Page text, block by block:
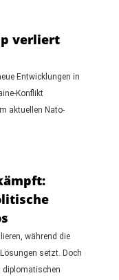
verliert
Entwicklungen in
Konflikt
aktuellen Nato-
während die
setzt. Doch
diplomatischen